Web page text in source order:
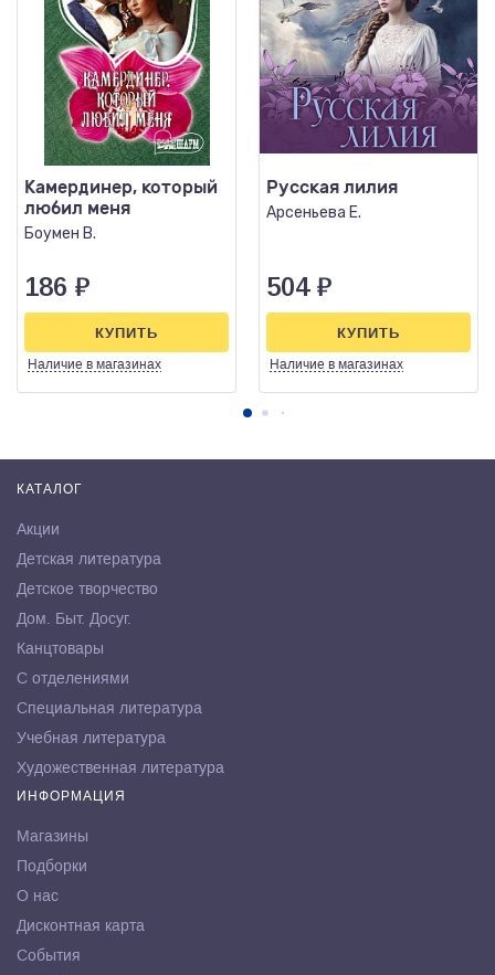
Камердинер, который
любил меня
Боумен В.
186 ₽
Наличие в магазинах
КУПИТЬ
Русская лилия
Арсеньева Е.
504 ₽
Наличие в магазинах
КУПИТЬ
КАТАЛОГ
Акции
Детская литература
Детское творчество
Дом. Быт. Досуг.
Канцтовары
С отделениями
Специальная литература
Учебная литература
Художественная литература
ИНФОРМАЦИЯ
Магазины
Подборки
О нас
Дисконтная карта
События